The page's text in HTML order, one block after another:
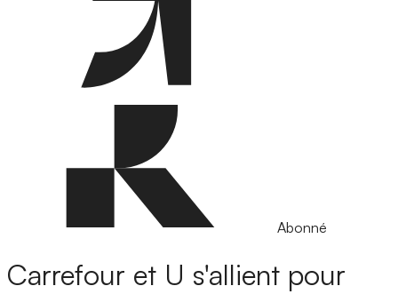
Abonné
Carrefour et U s'allient pour